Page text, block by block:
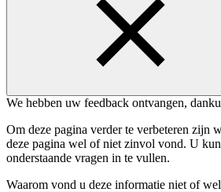
We hebben uw feedback ontvangen,
Om deze pagina verder te verbeteren zijn
deze pagina wel of niet zinvol vond. U
onderstaande vragen in te vullen.
Waarom vond u deze informatie niet of